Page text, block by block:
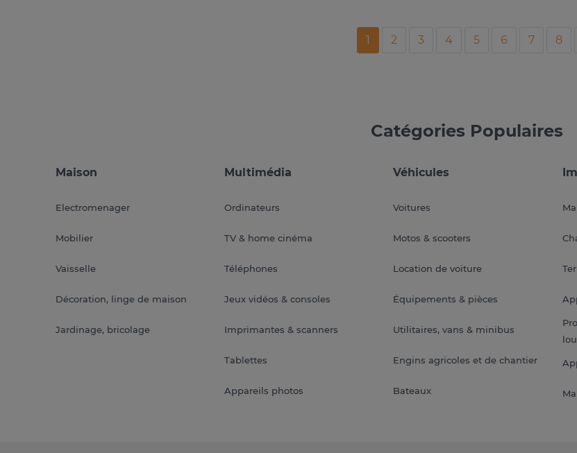
1 2 3 4 5 6 7 8
Catégories Populaires
Maison
Electromenager
Mobilier
Vaisselle
Décoration, linge de maison
Jardinage, bricolage
Multimédia
Ordinateurs
TV & home cinéma
Téléphones
Jeux vidéos & consoles
Imprimantes & scanners
Tablettes
Appareils photos
Véhicules
Voitures
Motos & scooters
Location de voiture
Équipements & pièces
Utilitaires, vans & minibus
Engins agricoles et de chantier
Bateaux